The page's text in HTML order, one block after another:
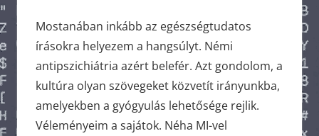
Mostanában inkább az egészségtudatos
írásokra helyezem a hangsúlyt. Némi
antipszichiátria azért belefér. Azt gondolom, a
kultúra olyan szövegeket közvetít irányunkba,
amelyekben a gyógyulás lehetősége rejlik.
Véleményeim a sajátok. Néha MI-vel